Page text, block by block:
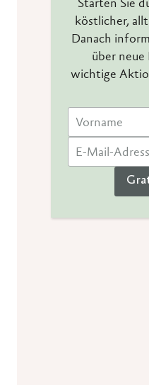
Starten Sie
köstlicher,
Danach
über neue
wichtige